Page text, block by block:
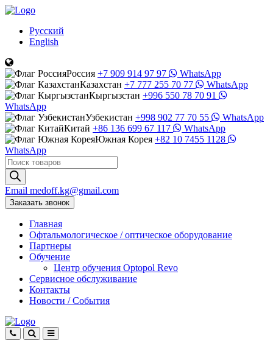
Русский
English
Россия +7 909 914 97 97
WhatsApp
Казахстан +7 777 255 70 77
WhatsApp
Кыргызстан +996 550 78 70 91
WhatsApp
Узбекистан +998 902 77 70 55
WhatsApp
Китай +86 136 699 67 117
WhatsApp
Южная Корея +82 10 7455 1128
WhatsApp
Поиск
товаров
Email medoff.kg@gmail.com
Заказать звонок
Главная
Офтальмологическое / оптическое оборудование
Партнеры
Обучение
Центр обучения Оptopol Revo
Сервисное обслуживание
Контакты
Новости / События